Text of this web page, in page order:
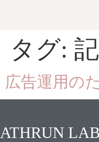
タグ:
広告運用の
ATHRUN